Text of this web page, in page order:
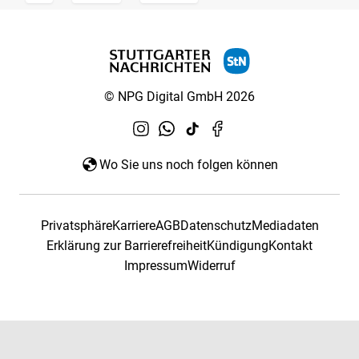
© NPG Digital GmbH 2026
Wo Sie uns noch folgen können
PrivatsphäreKarriereAGBDatenschutzMediadaten
Erklärung zur BarrierefreiheitKündigungKontakt
ImpressumWiderruf